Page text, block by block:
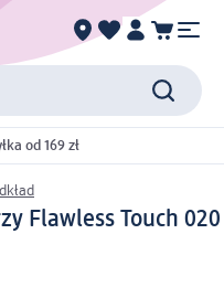
od 169 zł
Flawless Touch 020